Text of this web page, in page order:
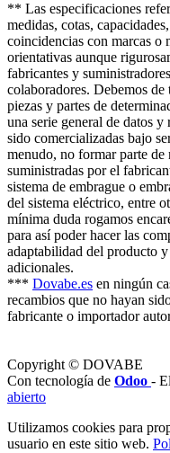
** Las especificaciones
medidas, cotas,
coincidencias con marcas o
orientativas aunque
fabricantes y
colaboradores. Debemos de
piezas y partes de
una serie general de datos
sido comercializadas bajo
menudo, no formar parte de
suministradas por el
sistema de embrague o
del sistema eléctrico, entre
mínima duda rogamos
para así poder hacer las
adaptabilidad del producto
adicionales.
*** Dovabe.es en ningún
recambios que no hayan
fabricante o importador
Copyright © DOVABE
Con tecnología de Odoo -
abierto
Utilizamos cookies para
usuario en este sitio web.